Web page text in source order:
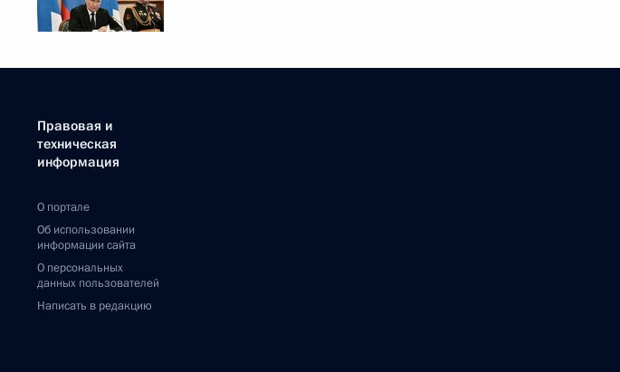
Правовая и
техническая
информация
О портале
Об использовании
информации сайта
О персональных
данных пользователей
Написать в редакцию